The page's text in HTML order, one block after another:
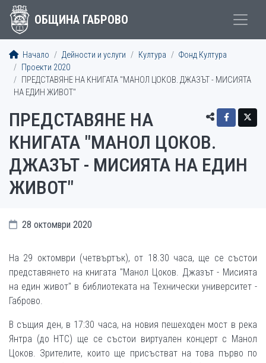
ОБЩИНА ГАБРОВО
Начало Дейности и услуги Култура
Фонд Култура
Проекти 2020
ПРЕДСТАВЯНЕ НА КНИГАТА "МАНОЛ ЦОКОВ. ДЖАЗЪТ - МИСИЯТА
НА ЕДИН ЖИВОТ"
ПРЕДСТАВЯНЕ НА
КНИГАТА "МАНОЛ ЦОКОВ.
ДЖАЗЪТ - МИСИЯТА НА ЕДИН
ЖИВОТ"
28 октомври 2020
На 29 октомври (четвъртък), от 18.30 часа, ще се състои
представянето на книгата "Манол Цоков. Джазът - Мисията
на един живот" в библиотеката на Технически университет -
Габрово.
В същия ден, в 17:30 часа, на новия пешеходен мост в река
Янтра (до НТС) ще се състои виртуален концерт с Манол
Цоков. Зрителите, които ще присъстват на това първо по